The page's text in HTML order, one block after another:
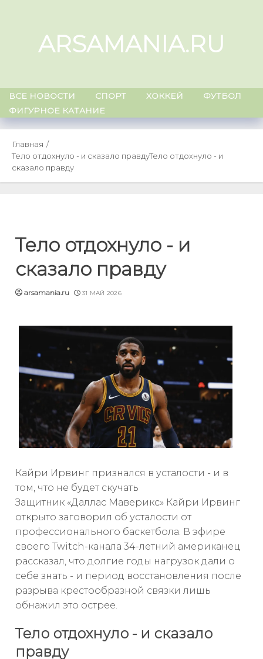
ARSAMANIA.RU
ВСЕ НОВОСТИ СПОРТ ХОККЕЙ
ФУТБОЛ
ФИГУРНОЕ КАТАНИЕ
Главная
Тело отдохнуло - и сказало правдуТело отдохнуло - и
сказало правду
Тело отдохнуло - и
сказало правду
arsamania.ru 31 МАЙ 2026
Кайри Ирвинг признался в усталости - и в
том, что не будет скучать
Защитник «Даллас Маверикс» Кайри Ирвинг
открыто заговорил об усталости от
профессионального баскетбола. В эфире
своего Twitch-канала 34-летний американец
рассказал, что долгие годы нагрузок дали о
себе знать - и период восстановления после
разрыва крестообразной связки лишь
обнажил это острее.
Тело отдохнуло - и сказало
правду